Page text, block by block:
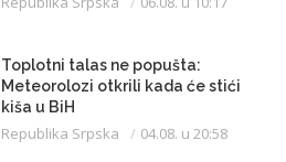
Toplotni talas ne popušta:
Meteorolozi otkrili kada će stići
kiša u BiH
Republika Srpska 04.08. u 20:58